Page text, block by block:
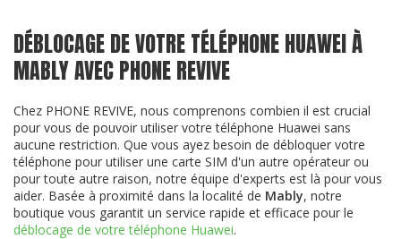
DÉBLOCAGE DE VOTRE TÉLÉPHONE HUAWEI À
MABLY AVEC PHONE REVIVE
Chez PHONE REVIVE, nous comprenons combien il est crucial
pour vous de pouvoir utiliser votre téléphone Huawei sans
aucune restriction. Que vous ayez besoin de débloquer votre
téléphone pour utiliser une carte SIM d'un autre opérateur ou
pour toute autre raison, notre équipe d'experts est là pour vous
aider. Basée à proximité dans la localité de Mably, notre
boutique vous garantit un service rapide et efficace pour le
déblocage de votre téléphone Huawei.